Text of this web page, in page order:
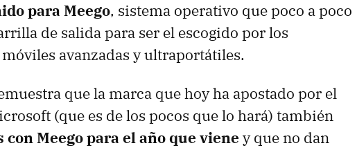
para Meego, sistema operativo que poco a poco
de salida para ser el escogido por los
avanzadas y ultraportátiles.
que la marca que hoy ha apostado por el
(que es de los pocos que lo hará) también
con Meego para el año que viene y que no dan